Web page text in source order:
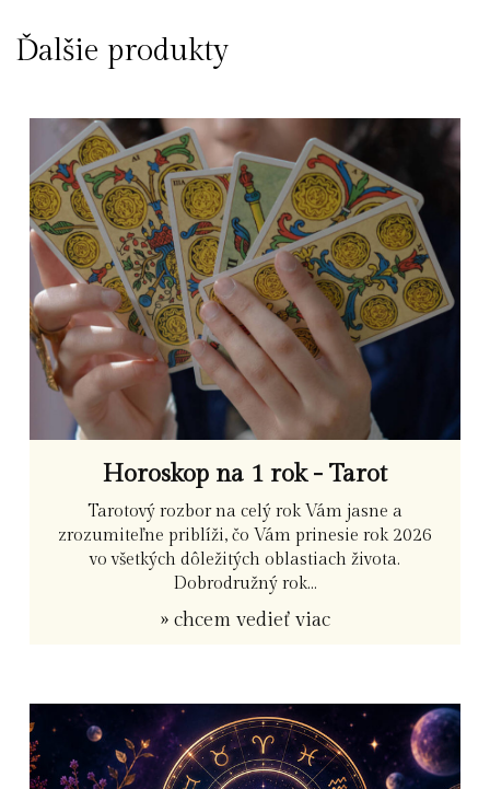
Ďalšie produkty
Horoskop na 1 rok - Tarot
Tarotový rozbor na celý rok Vám jasne a
zrozumiteľne priblíži, čo Vám prinesie rok 2026
vo všetkých dôležitých oblastiach života.
Dobrodružný rok...
» chcem vedieť viac